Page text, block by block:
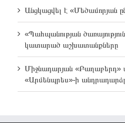
Անցկացվել է «Մեծամորյան
«Պահպանության
կատարած աշխատանքները
Միջնադարյան «Բաղաբերդ»
«Արմենպրես»-ի